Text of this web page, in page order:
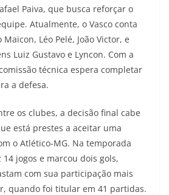
Paiva, que busca reforçar o
Atualmente, o Vasco conta
Léo Pelé, João Victor, e
Luiz Gustavo e Lyncon. Com a
técnica espera completar
a defesa.
os clubes, a decisão final cabe
está prestes a aceitar uma
o Atlético-MG. Na temporada
jogos e marcou dois gols,
com sua participação mais
quando foi titular em 41 partidas.